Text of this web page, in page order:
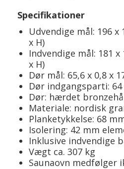
Specifikationer
Udvendige mål: 196 x
x H)
Indvendige mål: 181 x
x H)
Dør mål: 65,6 x 0,8 x
Dør indgangsparti: 64
Dør: hærdet
Materiale: nordisk
Planketykkelse: 68
Isolering: 42 mm
Inklusive indvendige
Vægt ca. 307 kg
Saunaovn medfølger